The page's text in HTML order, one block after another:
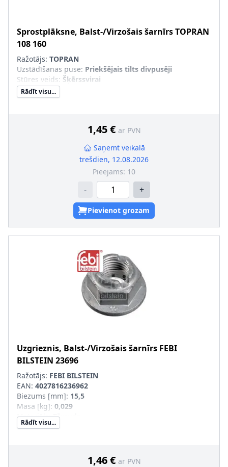
Sprostplāksne, Balst-/Virzošais šarnīrsTOPRAN
108 160
Ražotājs: TOPRAN
Uzstādīšanas puse: Priekšējais tilts divpusēji
Stūres veids: Šķērssvirai
Rādīt visu...
1,45 € ar PVN
Saņemt veikalā
trešdien, 12.08.2026
Pieejams: 10
- +
Pievienot grozam
Uzgrieznis, Balst-/Virzošais šarnīrs FEBI
BILSTEIN 23696
Ražotājs: FEBI BILSTEIN
EAN: 4027816236962
Biezums [mm]: 15,5
Masa [kg]: 0,029
Materiāls:Tērauds
Uzgriežņu atslēgas izmērs
Rādīt visu...
1,46 € ar PVN